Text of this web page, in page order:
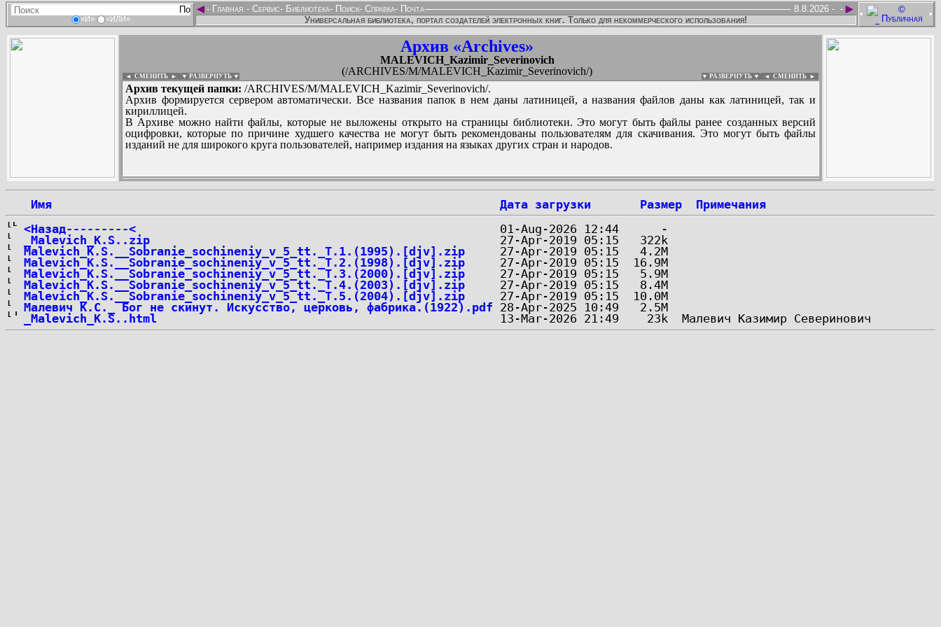
«И» «ИЛИ»
• •
◄ ►
- Главная - Сервис- Библиотека- Поиск- Справка- Почта -
8.8.2026 -
Универсальная библиотека, портал создателей электронных книг. Только для некоммерческого использования!
Архив «Archives»
MALEVICH_Kazimir_Severinovich
(/ARCHIVES/M/MALEVICH_Kazimir_Severinovich/)
◄ СМЕНИТЬ ► ▼ РАЗВЕРНУТЬ ▼ ▼ РАЗВЕРНУТЬ ▼ ◄ СМЕНИТЬ ►
Архив текущей папки: /ARCHIVES/M/MALEVICH_Kazimir_Severinovich/.
Архив формируется сервером автоматически. Все названия папок в нем даны латиницей, а названия файлов даны как латиницей, так и
кириллицей.
В Архиве можно найти файлы, которые не выложены открыто на страницы библиотеки. Это могут быть файлы ранее созданных версий
оцифровки, которые по причине худшего качества не могут быть рекомендованы пользователям для скачивания. Это могут быть файлы
изданий не для широкого круга пользователей, например издания на языках других стран и народов.
:
...
Имя Дата загрузки Размер
Примечания
<Назад---------<
_Malevich_K.S..zip
Malevich_K.S.__Sobranie_sochineniy_v_5_tt._T.1.(1995).[djv].zip
Malevich_K.S.__Sobranie_sochineniy_v_5_tt._T.2.(1998).[djv].zip
Malevich_K.S.__Sobranie_sochineniy_v_5_tt._T.3.(2000).[djv].zip
Malevich_K.S.__Sobranie_sochineniy_v_5_tt._T.4.(2003).[djv].zip
Malevich_K.S.__Sobranie_sochineniy_v_5_tt._T.5.(2004).[djv].zip
Малевич К.С._ Бог не скинут. Искусство, церковь, фабрика.(1922).pdf
_Malevich_K.S..html